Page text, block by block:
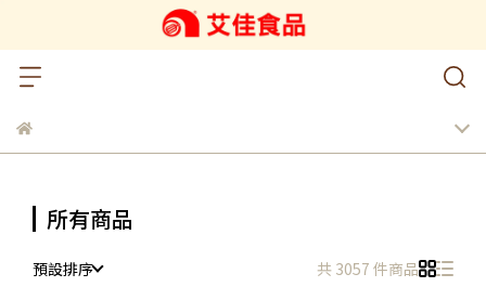
所有商品
預設排序 共 3057 件商品